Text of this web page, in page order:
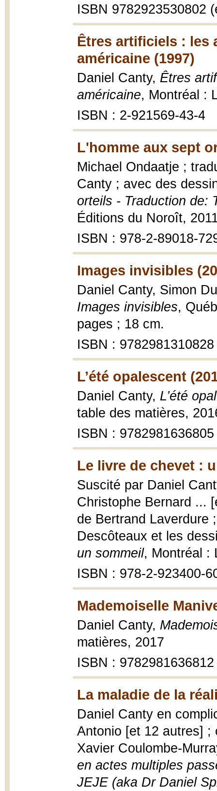
ISBN 9782923530802
Êtres artificiels : les
américaine (1997)
Daniel Canty, Êtres
américaine, Montréal :
ISBN : 2-921569-43-4
L'homme aux sept
Michael Ondaatje ;
Canty ; avec des
orteils - Traduction de:
Éditions du Noroît,
ISBN : 978-2-89018-
Images invisibles
Daniel Canty, Simon
Images invisibles,
pages ; 18 cm.
ISBN : 9782981310828
L’été opalescent
Daniel Canty, L’été
table des matières,
ISBN : 9782981636805
Le livre de chevet :
Suscité par Daniel
Christophe Bernard ...
de Bertrand Laverdure
Descôteaux et les
un sommeil, Montréal :
ISBN : 978-2-923400-
Mademoiselle
Daniel Canty,
matières, 2017
ISBN : 9782981636812
La maladie de la
Daniel Canty en
Antonio [et 12 autres] ;
Xavier Coulombe-
en actes multiples
JEJE (aka Dr Daniel